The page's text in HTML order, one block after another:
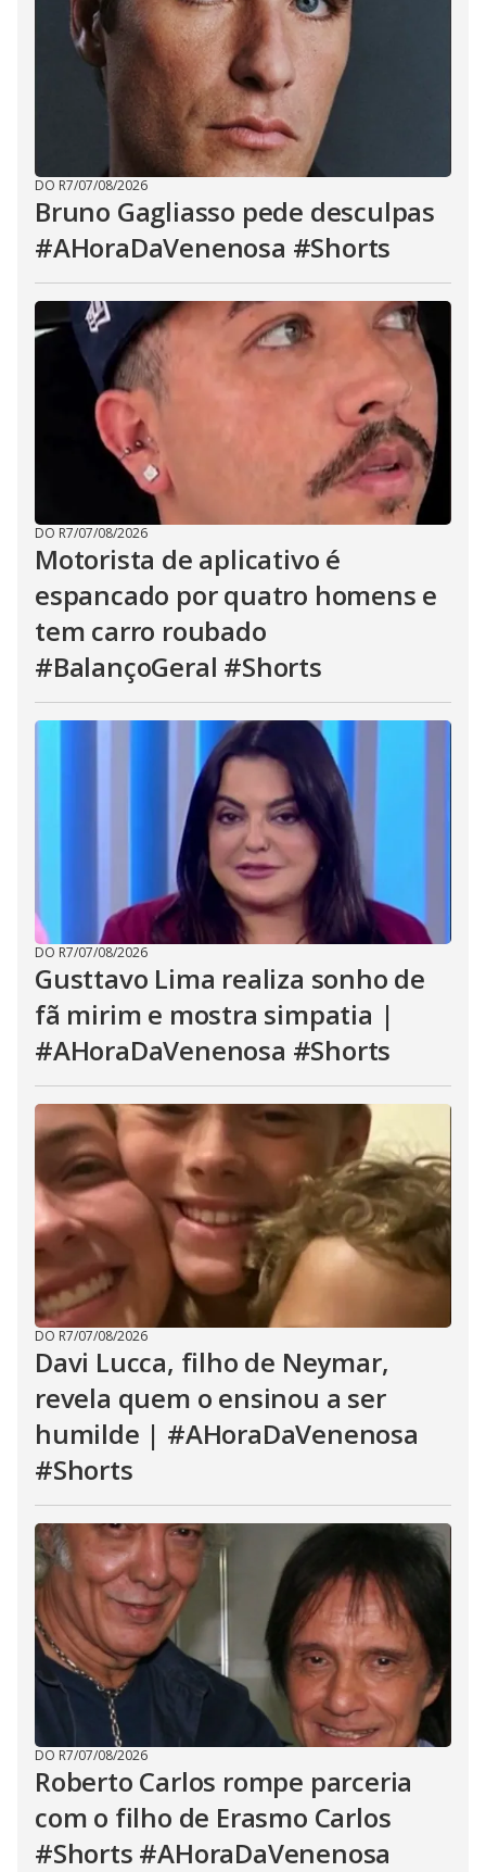
DO R7/07/08/2026
Bruno Gagliasso pede desculpas
#AHoraDaVenenosa #Shorts
DO R7/07/08/2026
Motorista de aplicativo é
espancado por quatro homens e
tem carro roubado
#BalançoGeral #Shorts
DO R7/07/08/2026
Gusttavo Lima realiza sonho de
fã mirim e mostra simpatia |
#AHoraDaVenenosa #Shorts
DO R7/07/08/2026
Davi Lucca, filho de Neymar,
revela quem o ensinou a ser
humilde | #AHoraDaVenenosa
#Shorts
DO R7/07/08/2026
Roberto Carlos rompe parceria
com o filho de Erasmo Carlos
#Shorts #AHoraDaVenenosa